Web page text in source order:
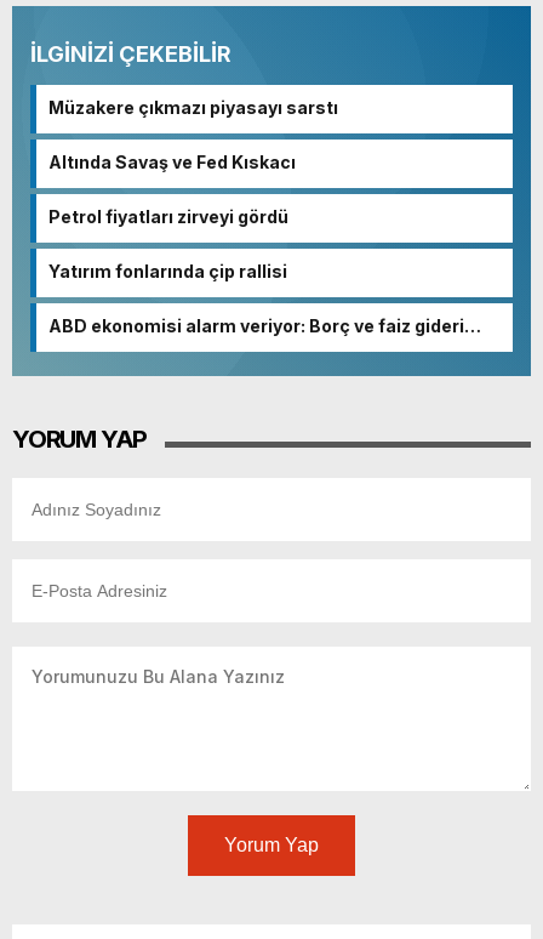
İLGİNİZİ ÇEKEBİLİR
Müzakere çıkmazı piyasayı sarstı
Altında Savaş ve Fed Kıskacı
Petrol fiyatları zirveyi gördü
Yatırım fonlarında çip rallisi
ABD ekonomisi alarm veriyor: Borç ve faiz gideri
YORUM YAP
Yorum Yap